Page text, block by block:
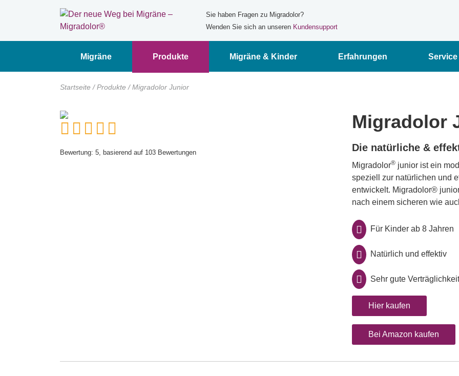
Sie haben Fragen zu Migradolor?
Wenden Sie sich an unseren Kundensupport
Migräne Produkte Migräne & Kinder Erfahrungen Service
Startseite /Produkte /Migradolor Junior
Bewertung: 5, basierend auf 103 Bewertungen
Migradolor
Die natürliche &
Migradolor® junior ist ein
speziell zur natürlichen und
entwickelt. Migradolor®
nach einem sicheren wie
Für Kinder ab 8 Jahren
Natürlich und effektiv
Sehr gute Verträglichkeit
Hier kaufen
Bei Amazon kaufen